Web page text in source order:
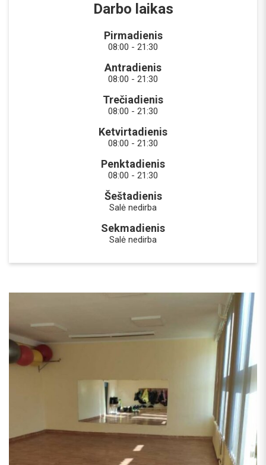
Darbo laikas
Pirmadienis
08:00 - 21:30
Antradienis
08:00 - 21:30
Trečiadienis
08:00 - 21:30
Ketvirtadienis
08:00 - 21:30
Penktadienis
08:00 - 21:30
Šeštadienis
Salė nedirba
Sekmadienis
Salė nedirba